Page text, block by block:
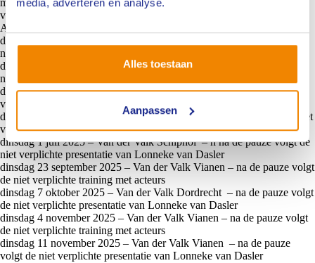
media, adverteren en analyse.
Alles toestaan
Aanpassen
mogelijkheid om een aanvullend, geheel vrijblijvend, onderdeel te
volgen. Alleen de lezing van Caroline volgen kan natuurlijk ook.
Alleen een aanvullend onderdeel volgen kan echter niet.
dinsdag 11 maart 2025 – Van der Valk Tilburg – na de pauze volgt de
niet verplichte presentatie van Lonneke van Dasler
dinsdag 13 mei 2025 – Van der Valk Vianen – na de pauze volgt de
niet verplichte training met acteurs
donderdag 22 mei 2025 – Van der Valk Apeldoorn – na de pauze
volgt de niet verplichte presentatie van Lonneke van Dasler
dinsdag 3 juni 2025 – Van der Valk Vianen – na de pauze volgt de niet
verplichte training met acteurs
dinsdag 1 juli 2025 – Van der Valk Schiphol – n na de pauze volgt de
niet verplichte presentatie van Lonneke van Dasler
dinsdag 23 september 2025 – Van der Valk Vianen – na de pauze volgt
de niet verplichte training met acteurs
dinsdag 7 oktober 2025 – Van der Valk Dordrecht – na de pauze volgt
de niet verplichte presentatie van Lonneke van Dasler
dinsdag 4 november 2025 – Van der Valk Vianen – na de pauze volgt
de niet verplichte training met acteurs
dinsdag 11 november 2025 – Van der Valk Vianen – na de pauze
volgt de niet verplichte presentatie van Lonneke van Dasler